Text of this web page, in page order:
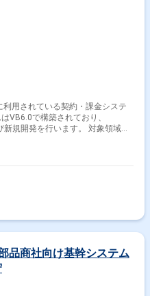
を行います。 対象領域に
品商社向け基幹システム